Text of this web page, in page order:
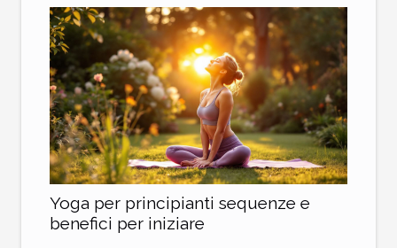
Yoga per principianti sequenze e
benefici per iniziare